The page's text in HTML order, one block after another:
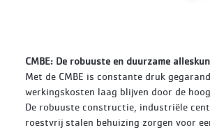
CMBE: De robuuste en duurzame
Met de CMBE is constante druk
werkingskosten laag blijven door de
De robuuste constructie, industriële
roestvrij stalen behuizing zorgen voor